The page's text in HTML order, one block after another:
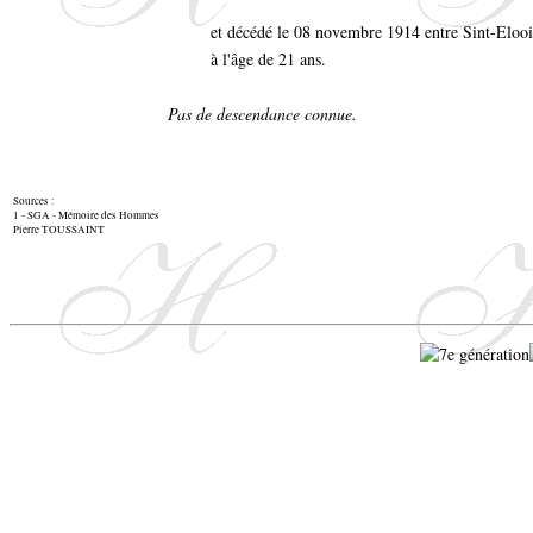
et décédé le 08 novembre 1914 entre Sint-
à l'âge de 21 ans.
Pas de descendance connue.
Sources :
1 - SGA - Mémoire des Hommes
Pierre TOUSSAINT